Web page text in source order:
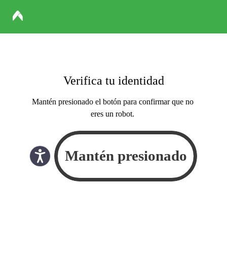
Verifica tu identidad
Mantén presionado el botón para confirmar que no
eres un robot.